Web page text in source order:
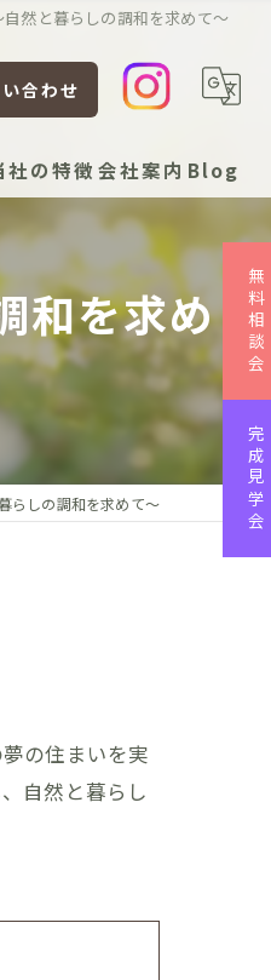
然と暮らしの調和を求めて〜
合わせ
社の特徴
新築
リフォーム
リノベーション
平屋
ローコスト
会社案内 Blog
和を求め
らしの調和を求めて〜
の住まいを実
自然と暮らし
無料相談会
完成見学会